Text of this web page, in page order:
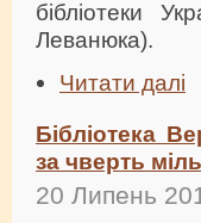
бібліотеки
Леванюка).
Читати далі
Бібліотека
за чверть
20 Липень